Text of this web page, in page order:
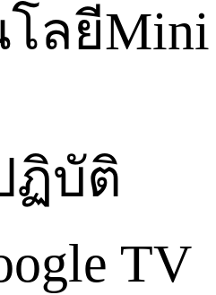
ลยีMini
ฏิบัติ
TV